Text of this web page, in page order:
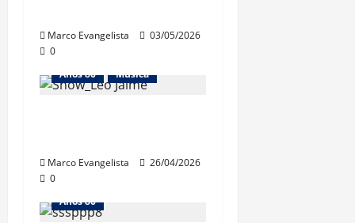
Marco Evangelista
03/05/2026
0
Anos 80
Música
Marco Evangelista
26/04/2026
0
Anos 80